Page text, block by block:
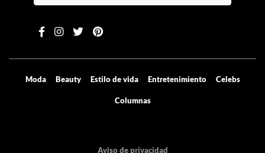
Moda Beauty Estilo de vida Entretenimiento Celebs
Columnas
Aviso de privacidad